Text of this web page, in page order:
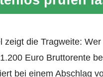
zeigt die Tragweite:
Euro Bruttorente
bei einem Abschlag